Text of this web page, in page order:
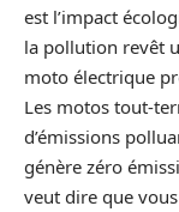
est l’impact
la pollution revêt
moto électrique
Les motos tout-
d’émissions
génère zéro
veut dire que